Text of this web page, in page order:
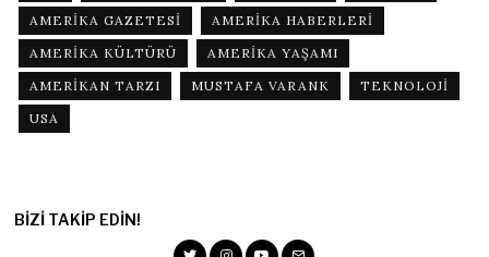
AMERIKA GAZETESI
AMERIKA HABERLERI
AMERIKA KÜLTÜRÜ
AMERIKA YAŞAMI
AMERIKAN TARZI
MUSTAFA VARANK
TEKNOLOJI
USA
BIZI TAKIP EDIN!